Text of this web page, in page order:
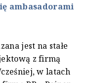
ambasadorami
jest na stałe
z firmą
w latach